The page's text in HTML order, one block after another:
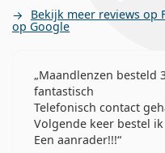
Bekijk meer reviews op
op Google
Maandlenzen besteld
fantastisch
Telefonisch contact
Volgende keer bestel
Een aanrader!!!